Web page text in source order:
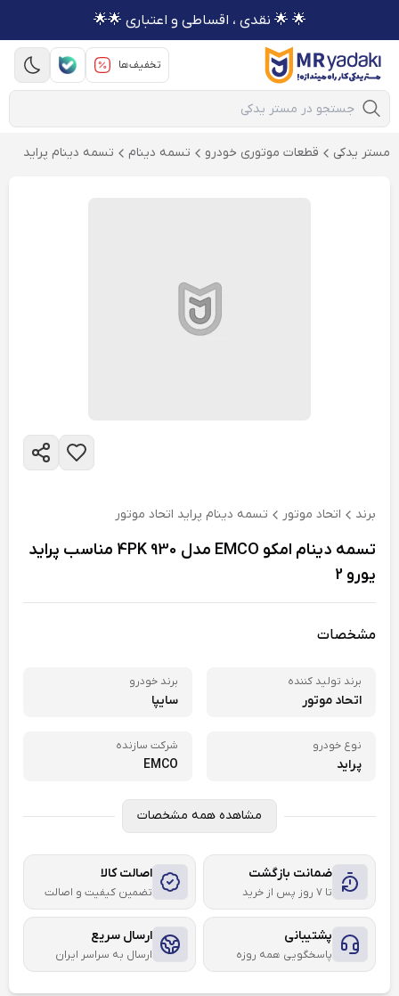
🌟 🌟 نقدی ، اقساطی و اعتباری 🌟🌟
تخفیف‌ها
Mobile Search
مستر یدکی قطعات موتوری خودرو تسمه دینام تسمه دینام پراید
برند اتحاد موتور تسمه دینام پراید اتحاد موتور
تسمه دینام امکو EMCO مدل 4PK 930 مناسب پراید
یورو 2
مشخصات
برند تولید کننده
اتحاد موتور
برند خودرو
سایپا
نوع خودرو
پراید
شرکت سازنده
EMCO
مشاهده همه مشخصات
ضمانت بازگشت
تا ۷ روز پس از خرید
اصالت کالا
تضمین کیفیت و اصالت
پشتیبانی
پاسخگویی همه روزه
ارسال سریع
ارسال به سراسر ایران